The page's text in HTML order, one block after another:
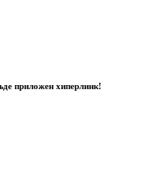
приложен хиперлинк!